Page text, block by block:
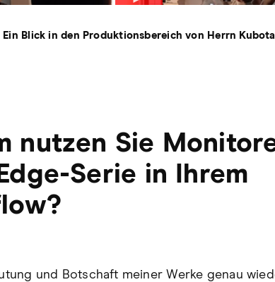
Ein Blick in den Produktionsbereich von Herrn Kubota
nutzen Sie
Serie in Ihrem
und Botschaft meiner Werke genau